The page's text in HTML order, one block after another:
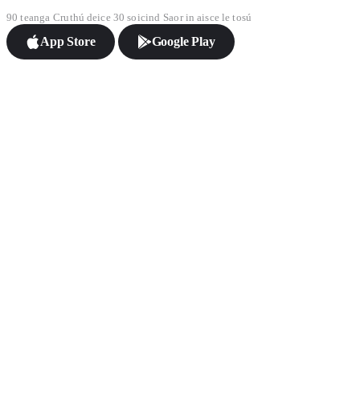
90 teanga Cruthú deice 30 soicind Saor in aisce le tosú
App Store Google Play